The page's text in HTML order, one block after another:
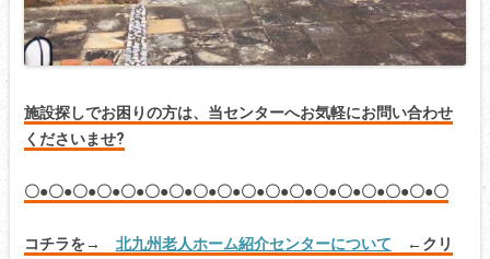
施設探しでお困りの方は、当センターへお気軽にお問い合わせ
くださいませ?
〇●〇●〇●〇●〇●〇●〇●〇●〇●〇●〇●〇●〇●〇●〇●〇●〇●〇
コチラを→ 北九州老人ホーム紹介センターについて ←クリ